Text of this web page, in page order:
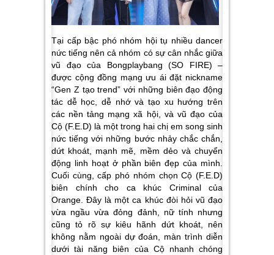
Tại cấp bậc phó nhóm hội tụ nhiều dancer
nức tiếng nên cả nhóm có sự cân nhắc giữa
vũ đạo của Bongplaybang (SO FIRE) –
được cộng đồng mạng ưu ái đặt nickname
“Gen Z tạo trend” với những biên đạo động
tác dễ học, dễ nhớ và tạo xu hướng trên
các nền tảng mạng xã hội, và vũ đạo của
Cộ (F.E.D) là một trong hai chị em song sinh
nức tiếng với những bước nhảy chắc chắn,
dứt khoát, mạnh mẽ, mềm dẻo và chuyển
động linh hoạt ở phần biên đẹp của mình.
Cuối cùng, cấp phó nhóm chọn Cộ (F.E.D)
biên chính cho ca khúc Criminal của
Orange. Đây là một ca khúc đòi hỏi vũ đạo
vừa ngầu vừa đỏng đảnh, nữ tính nhưng
cũng tỏ rõ sự kiêu hãnh dứt khoát, nên
không nằm ngoài dự đoán, màn trình diễn
dưới tài năng biên của Cộ nhanh chóng